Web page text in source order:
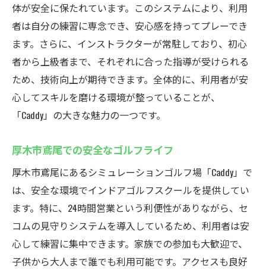
体が安全に保たれています。このシステムにより、利用
者は自分の練習に専念でき、安心感を持ってプレーでき
ます。さらに、インストラクターが常駐しており、初心
者から上級者まで、それぞれに合った指導が受けられる
ため、技術向上が期待できます。全体的に、利用者が安
心してスキルを磨ける環境が整っていることが、
「Caddy」の大きな魅力の一つです。
厚木市鳶尾での安全なゴルフライフ
厚木市鳶尾にあるシミュレーションゴルフ場「Caddy」で
は、安全な環境でインドアゴルフスクールを提供してい
ます。特に、24時間営業という利便性がありながら、セ
コムの見守りシステムを導入しているため、利用者は安
心して練習に集中できます。家族での参加も大歓迎で、
子供から大人まで誰でも利用可能です。アクセスも良好